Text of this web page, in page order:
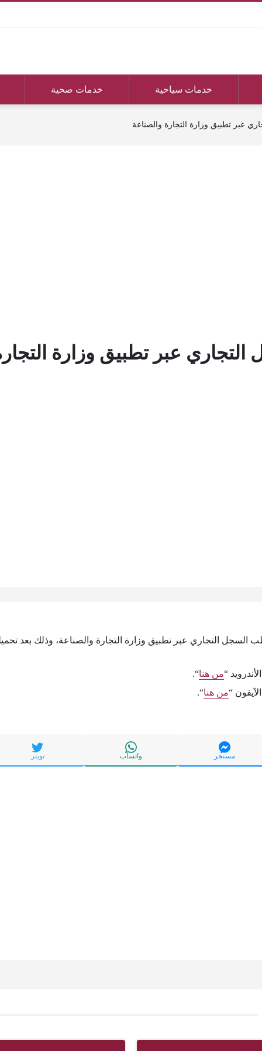
خدمات سياحية خدمات صحية
عبر تطبيق وزارة التجارة والصناعة
عبر تطبيق وزارة
السجل التجاري عبر تطبيق وزارة التجارة والصناعة، وذلك بعد
“من هنا“.
“من هنا“.
مسنجر واتساب تويتر